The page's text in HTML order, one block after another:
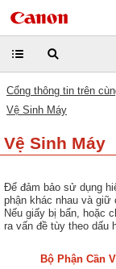
Cổng thông tin trên
Vệ Sinh Máy
Vệ Sinh Máy
Để đảm bảo sử dụng
phận khác nhau và giữ
Nếu giấy bị bẩn, hoặc
ra vấn đề tùy theo dấu
Bộ Phận Cần